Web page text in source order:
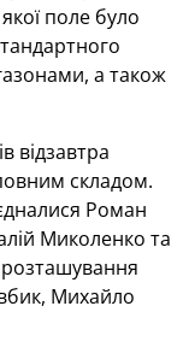
поле було
а також
відзавтра
складом.
Роман
Миколенко та
розташування
Михайло